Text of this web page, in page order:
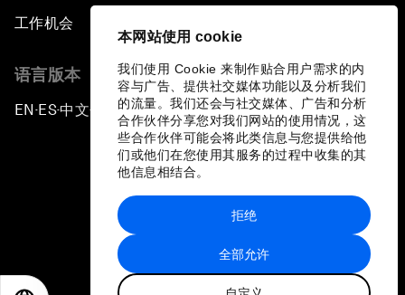
本网站使用 cookie
我们使用 Cookie 来制作贴合用户需求的内
容与广告、提供社交媒体功能以及分析我们
的流量。我们还会与社交媒体、广告和分析
合作伙伴分享您对我们网站的使用情况，这
些合作伙伴可能会将此类信息与您提供给他
们或他们在您使用其服务的过程中收集的其
他信息相结合。
全部允许
拒绝
工作机会
语言版本
EN ▪ES▪中文▪ 日本語
站点地图